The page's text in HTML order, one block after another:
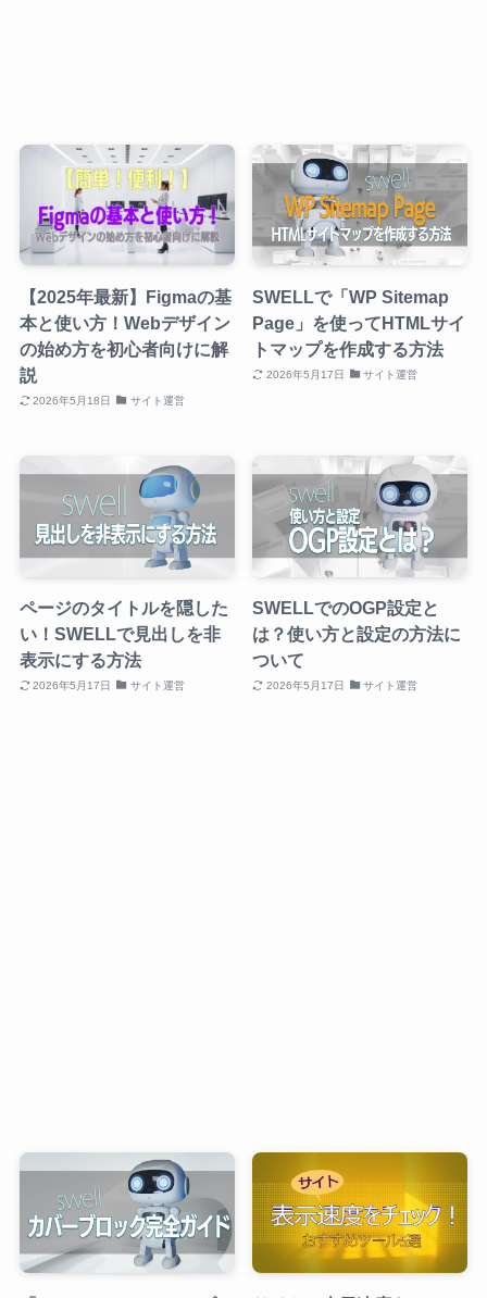
【2025年最新】Figmaの基
本と使い方！Webデザイン
の始め方を初心者向けに解
説
2026年5月18日 サイト運営
SWELLで「WP Sitemap
Page」を使ってHTMLサイ
トマップを作成する方法
2026年5月17日 サイト運営
ページのタイトルを隠した
い！SWELLで見出しを非
表示にする方法
2026年5月17日 サイト運営
SWELLでのOGP設定と
は？使い方と設定の方法に
ついて
2026年5月17日 サイト運営